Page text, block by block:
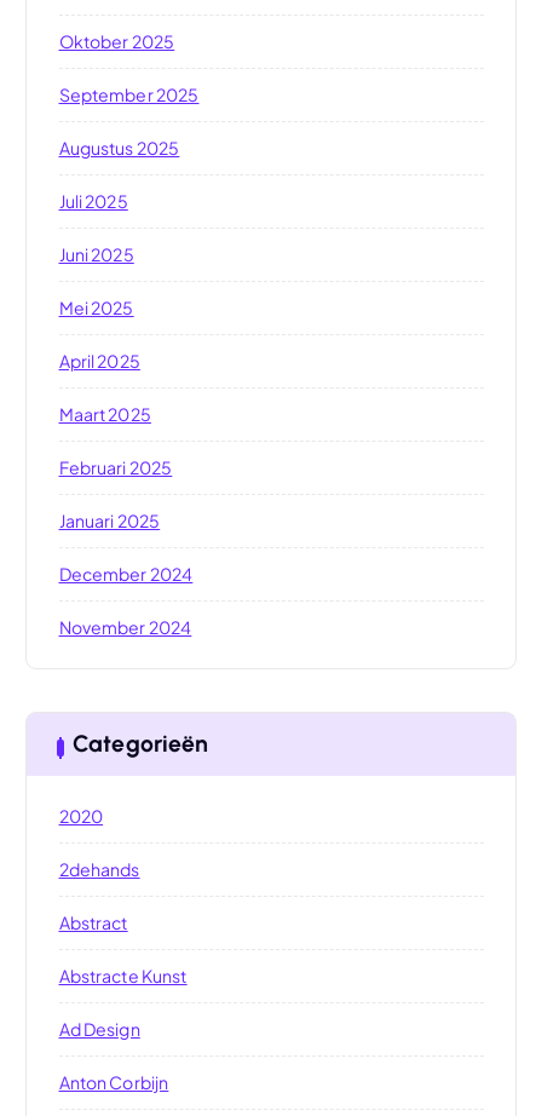
Oktober 2025
September 2025
Augustus 2025
Juli 2025
Juni 2025
Mei 2025
April 2025
Maart 2025
Februari 2025
Januari 2025
December 2024
November 2024
Categorieën
2020
2dehands
Abstract
Abstracte Kunst
Ad Design
Anton Corbijn